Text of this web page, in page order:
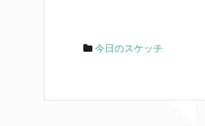
今日のスケッチ